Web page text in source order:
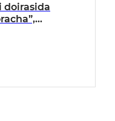
doirasida